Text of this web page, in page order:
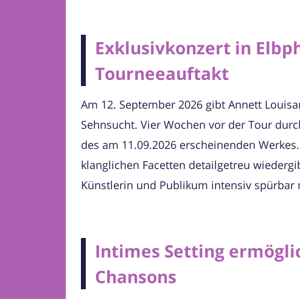
Exklusivkonzert in
Tourneeauftakt
Am 12. September 2026 gibt Annett
Sehnsucht. Vier Wochen vor der Tour
des am 11.09.2026 erscheinenden
klanglichen Facetten detailgetreu
Künstlerin und Publikum intensiv
Intimes Setting
Chansons